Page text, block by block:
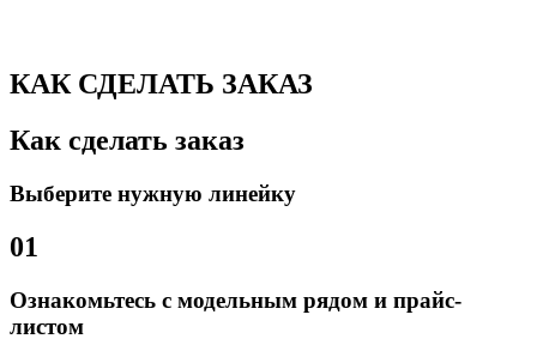
КАК СДЕЛАТЬ ЗАКАЗ
Как сделать заказ
Выберите нужную линейку
01
Ознакомьтесь с модельным рядом и прайс-
листом